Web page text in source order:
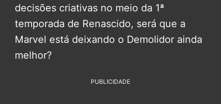
decisões criativas no meio da 1ª
temporada de Renascido, será que a
Marvel está deixando o Demolidor ainda
melhor?
PUBLICIDADE